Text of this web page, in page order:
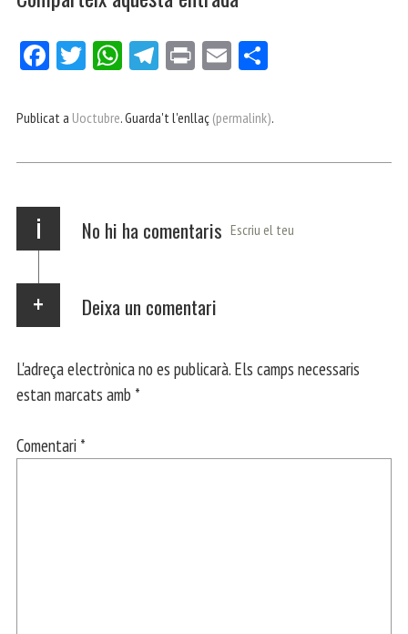
Fa
bo
Tw
er
W
ts
p
Te
gr
m
Pri E
ail pa
ei
Publicat a Uoctubre. Guarda't l'enllaç (permalink).
i No hi ha comentaris Escriu el teu
Deixa un comentari
L'adreça electrònica no es publicarà. Els camps necessaris
estan marcats amb *
Comentari *